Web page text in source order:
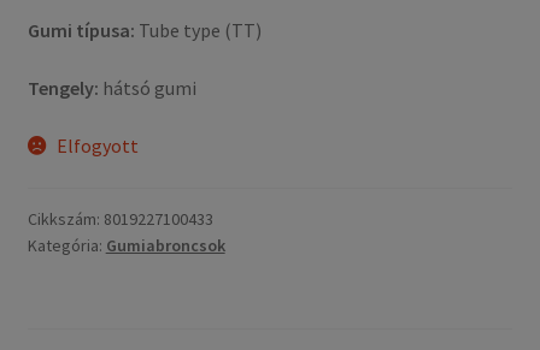
Gumi típusa: Tube type (TT)
Tengely: hátsó gumi
Elfogyott
Cikkszám: 8019227100433
Kategória: Gumiabroncsok